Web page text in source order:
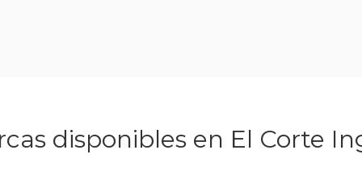
disponibles en El Corte